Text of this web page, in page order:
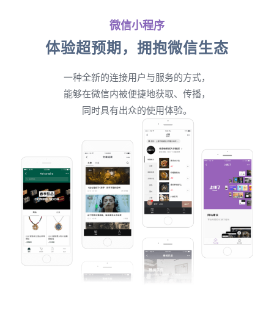
微信小程序
体验超预期，拥抱微信生态
一种全新的连接用户与服务的方式，
能够在微信内被便捷地获取、传播，
同时具有出众的使用体验。